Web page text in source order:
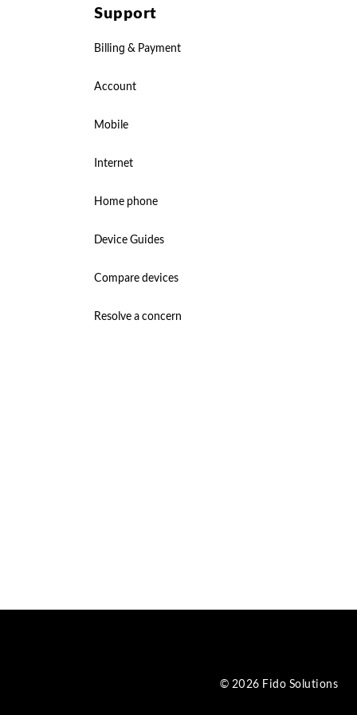
Support
Billing & Payment
Account
Mobile
Internet
Home phone
Device Guides
Compare devices
Resolve a concern
© 2026 Fido Solutions